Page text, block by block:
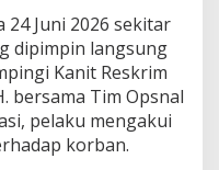
Juni 2026 sekitar
dipimpin langsung
Kanit Reskrim
bersama Tim Opsnal
pelaku mengakui
korban.